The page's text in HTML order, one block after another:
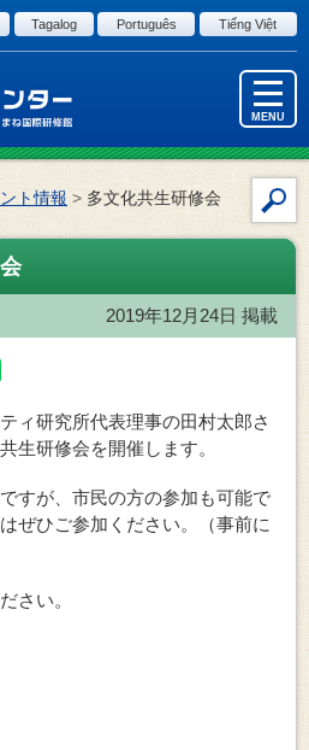
Tagalog Português
Tiếng Việt
MENU
イ
内
検
ト情報 >多文化共生研修会
2019年12月24日 掲載
ィ研究所代表理事の田村太郎さ
生研修会を開催します。
すが、市民の方の参加も可能で
ぜひご参加ください。（事前に
さい。